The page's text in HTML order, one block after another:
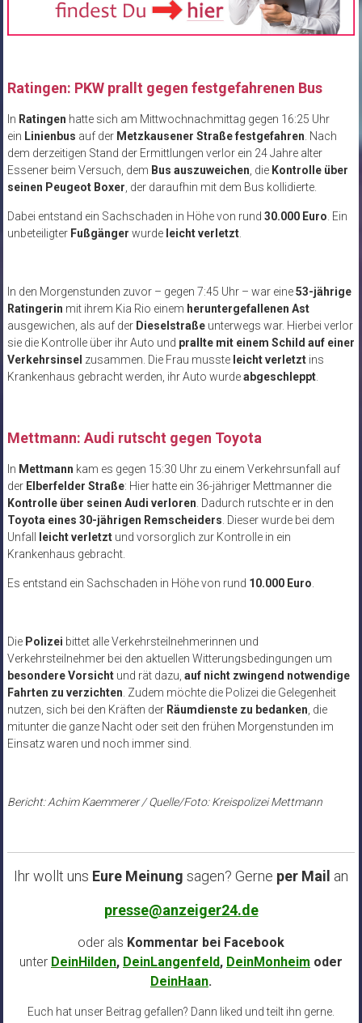
Ratingen: PKW prallt gegen festgefahrenen Bus
In Ratingen hatte sich am Mittwochnachmittag gegen 16:25 Uhr
ein Linienbus auf der Metzkausener Straße festgefahren. Nach
dem derzeitigen Stand der Ermittlungen verlor ein 24 Jahre alter
Essener beim Versuch, dem Bus auszuweichen, die Kontrolle über
seinen Peugeot Boxer, der daraufhin mit dem Bus kollidierte.
Dabei entstand ein Sachschaden in Höhe von rund 30.000 Euro. Ein
unbeteiligter Fußgänger wurde leicht verletzt.
In den Morgenstunden zuvor – gegen 7:45 Uhr – war eine53-jährige
Ratingerin mit ihrem Kia Rio einem heruntergefallenen Ast
ausgewichen, als auf der Dieselstraßeunterwegs war. Hierbei verlor
sie die Kontrolle über ihr Auto und prallte mit einem Schild auf einer
Verkehrsinsel zusammen. Die Frau musste leicht verletztins
Krankenhaus gebracht werden, ihr Auto wurdeabgeschleppt.
Mettmann: Audi rutscht gegen Toyota
In Mettmann kam es gegen 15:30 Uhr zu einem Verkehrsunfall auf
der Elberfelder Straße: Hier hatte ein 36-jähriger Mettmanner die
Kontrolle über seinen Audi verloren. Dadurch rutschte er in den
Toyota eines 30-jährigen Remscheiders. Dieser wurde bei dem
Unfall
leicht verletztund vorsorglich zur Kontrolle in ein
Krankenhaus gebracht.
Es entstand ein Sachschaden in Höhe von rund 10.000 Euro.
Die Polizei bittet alle Verkehrsteilnehmerinnen und
Verkehrsteilnehmer bei den aktuellen Witterungsbedingungen um
besondere Vorsichtund rät dazu, auf nicht zwingend notwendige
Fahrten zu verzichten. Zudem möchte die Polizei die Gelegenheit
nutzen, sich bei den Kräften der Räumdienste zu bedanken, die
mitunter die ganze Nacht oder seit den frühen Morgenstunden im
Einsatz waren und noch immer sind.
Bericht: Achim Kaemmerer / Quelle/Foto: Kreispolizei Mettmann
Ihr wollt uns Eure Meinung sagen? Gerne per Mail an
presse@anzeiger24.de
oder als Kommentar bei Facebook
unter DeinHilden, DeinLangenfeld, DeinMonheim oder
DeinHaan.
Euch hat unser Beitrag gefallen? Dann liked und teilt ihn gerne.